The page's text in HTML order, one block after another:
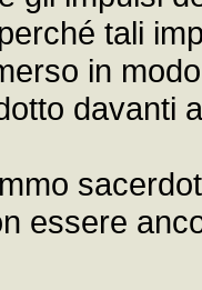
tali
in
davanti
essere